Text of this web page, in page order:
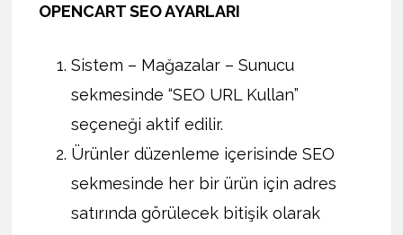
OPENCART SEO AYARLARI
Sistem – Mağazalar – Sunucu
sekmesinde “SEO URL Kullan”
seçeneği aktif edilir.
Ürünler düzenleme içerisinde SEO
sekmesinde her bir ürün için adres
satırında görülecek bitişik olarak